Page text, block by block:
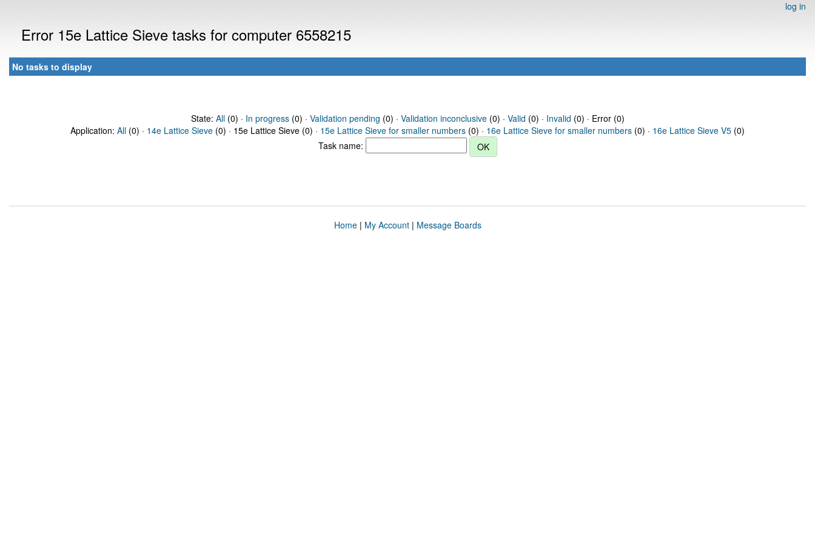
log in
Error 15e Lattice Sieve tasks for computer 6558215
No tasks to display
State: All(0) · In progress(0) · Validation pending (0) · Validation inconclusive(0) · Valid (0) · Invalid (0) · Error (0)
Application: All (0) · 14e Lattice Sieve (0) · 15e Lattice Sieve (0) · 15e Lattice Sieve for smaller numbers (0) · 16e Lattice Sieve for smaller numbers (0) · 16e Lattice Sieve V5 (0)
Task name:
Home| My Account| Message Boards